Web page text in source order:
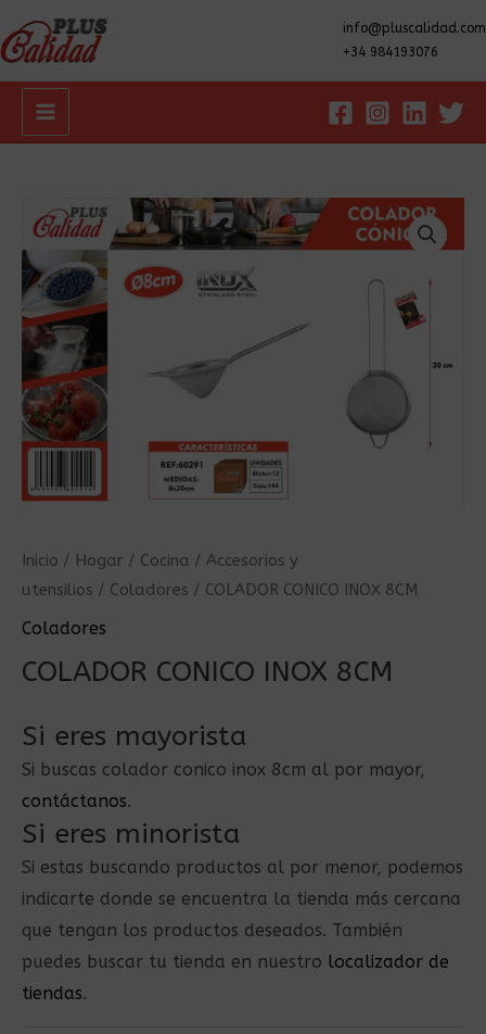
info@pluscalidad.com
+34 984193076
Main
Inicio / Hogar / Cocina / Accesorios y
utensilios / Coladores / COLADOR CONICO INOX 8CM
Coladores
COLADOR CONICO INOX 8CM
Si eres mayorista
Si buscas colador conico inox 8cm al por mayor,
contáctanos.
Si eres minorista
Si estas buscando productos al por menor, podemos
indicarte donde se encuentra la tienda más cercana
que tengan los productos deseados. También
puedes buscar tu tienda en nuestro localizador de
tiendas.